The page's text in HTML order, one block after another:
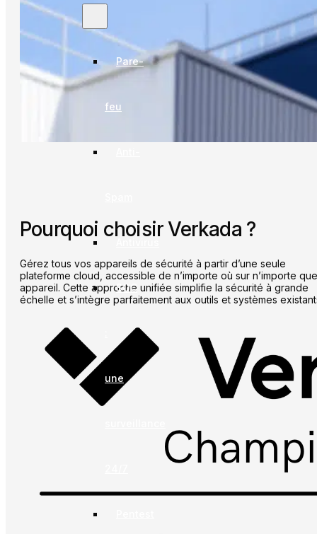
Pare-
feu
SOC
une
Pourquoi choisir Verkada ?
Gérez tous vos appareils de sécurité à partir d’une seule
plateforme cloud, accessible de n’importe où sur n’importe
appareil. Cette approche unifiée simplifie la sécurité à grande
échelle et s’intègre parfaitement aux outils et systèmes